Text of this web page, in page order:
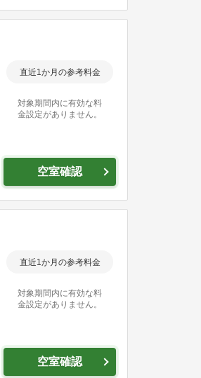
直近1か月の参考料金
対象期間内に有効な料
金設定がありません。
空室確認
直近1か月の参考料金
対象期間内に有効な料
金設定がありません。
空室確認